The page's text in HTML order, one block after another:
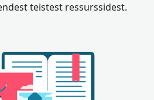
teistest ressurssidest.